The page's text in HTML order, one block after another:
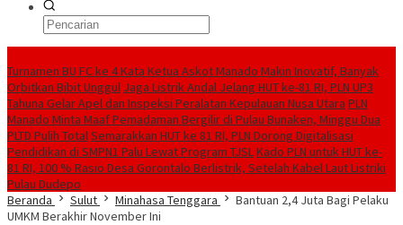
Turnamen BU FC ke 4 Kata Ketua Askot Manado Makin Inovatif, Banyak
Orbitkan Bibit Unggul Jaga Listrik Andal Jelang HUT ke-81 RI, PLN UP3
Tahuna Gelar Apel dan Inspeksi Peralatan Kepulauan Nusa Utara PLN
Manado Minta Maaf Pemadaman Bergilir di Pulau Bunaken, Minggu Dua
PLTD Pulih TotalSemarakkan HUT ke 81 RI, PLN Dorong Digitalisasi
Pendidikan di SMPN1 Palu Lewat Program TJSLKado PLN untuk HUT ke-
81 RI, 100 % Rasio Desa Gorontalo Berlistrik, Setelah Kabel Laut Listriki
Pulau Dudepo
Beranda
Sulut Minahasa Tenggara
Bantuan 2,4 Juta Bagi Pelaku
UMKM Berakhir November Ini